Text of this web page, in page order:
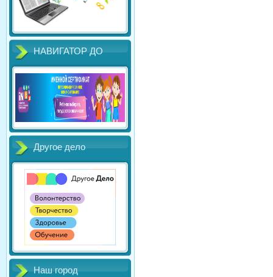
НАВИГАТОР ДО
Другое дело
Наш город